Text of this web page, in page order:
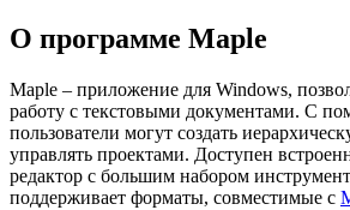
О программе Maple
Maple – приложение для Windows,
работу с текстовыми документами. С
пользователи могут создать
управлять проектами. Доступен
редактор с большим набором
поддерживает форматы, совместимые с